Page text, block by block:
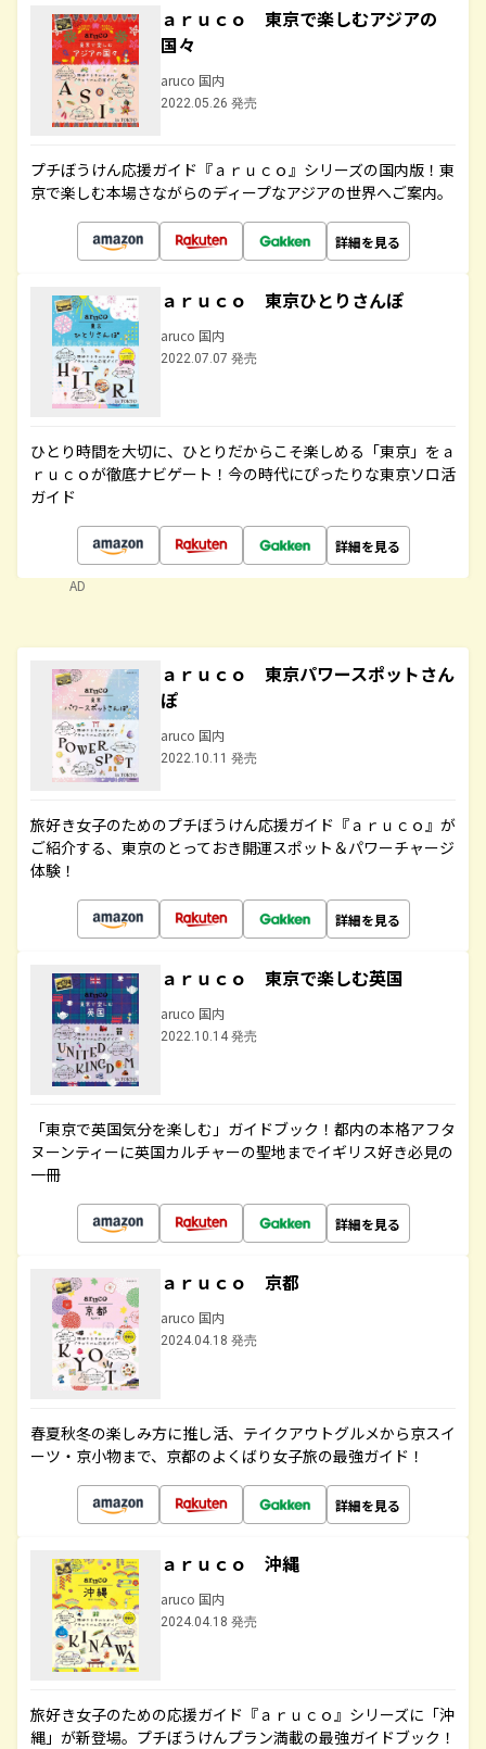
ａｒｕｃｏ 東京で楽しむアジアの
国々
aruco 国内
2022.05.26 発売
プチぼうけん応援ガイド『ａｒｕｃｏ』シリーズの国内版！東
京で楽しむ本場さながらのディープなアジアの世界へご案内。
詳細を見る
ａｒｕｃｏ 東京ひとりさんぽ
aruco 国内
2022.07.07 発売
ひとり時間を大切に、ひとりだからこそ楽しめる「東京」をａ
ｒｕｃｏが徹底ナビゲート！今の時代にぴったりな東京ソロ活
ガイド
詳細を見る
AD
ａｒｕｃｏ 東京パワースポットさん
ぽ
aruco 国内
2022.10.11 発売
旅好き女子のためのプチぼうけん応援ガイド『ａｒｕｃｏ』が
ご紹介する、東京のとっておき開運スポット＆パワーチャージ
体験！
詳細を見る
ａｒｕｃｏ 東京で楽しむ英国
aruco 国内
2022.10.14 発売
「東京で英国気分を楽しむ」ガイドブック！都内の本格アフタ
ヌーンティーに英国カルチャーの聖地までイギリス好き必見の
一冊
詳細を見る
ａｒｕｃｏ 京都
aruco 国内
2024.04.18 発売
春夏秋冬の楽しみ方に推し活、テイクアウトグルメから京スイ
ーツ・京小物まで、京都のよくばり女子旅の最強ガイド！
詳細を見る
ａｒｕｃｏ 沖縄
aruco 国内
2024.04.18 発売
旅好き女子のための応援ガイド『ａｒｕｃｏ』シリーズに「沖
縄」が新登場。プチぼうけんプラン満載の最強ガイドブック！